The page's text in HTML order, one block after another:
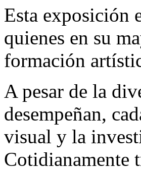
Esta exposición
quienes en su
formación
A pesar de la
desempeñan,
visual y la
Cotidianamente